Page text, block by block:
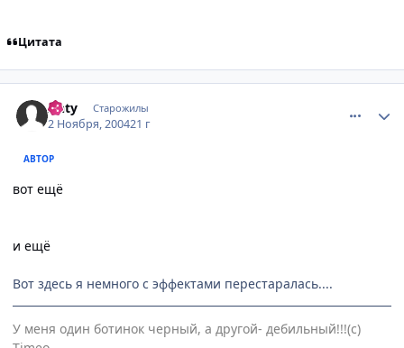
Цитата
Anty Старожилы
2 Ноября, 200421 г
АВТОР
вот ещё
и ещё
Вот здесь я немного с эффектами перестаралась....
У меня один ботинок черный, а другой- дебильный!!!(с)